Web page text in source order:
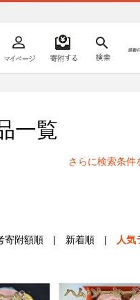
一覧
さらに検索条件
寄附額順 | 新着順 | 人気